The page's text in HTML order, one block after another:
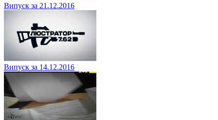
Випуск за 21.12.2016
Випуск за 14.12.2016